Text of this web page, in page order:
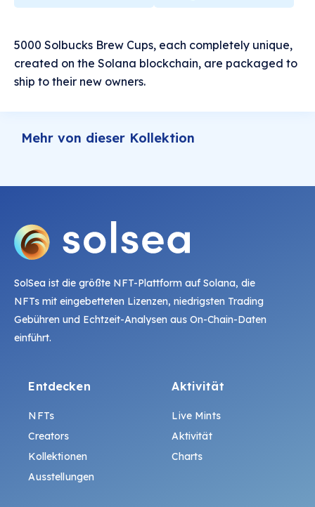
5000 Solbucks Brew Cups, each completely unique,
created on the Solana blockchain, are packaged to
ship to their new owners.
Mehr von dieser Kollektion
SolSea ist die größte NFT-Plattform auf Solana, die
NFTs mit eingebetteten Lizenzen, niedrigsten Trading
Gebühren und Echtzeit-Analysen aus On-Chain-Daten
einführt.
Entdecken
NFTs
Creators
Kollektionen
Ausstellungen
Aktivität
Live Mints
Aktivität
Charts